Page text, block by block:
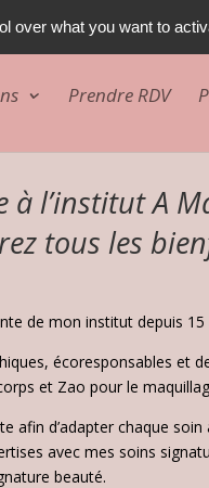
Prendre RDV
à l’institut A
tous les
de mon institut depuis 15
écoresponsables et
et Zao pour le
afin d’adapter chaque soin
avec mes soins
beauté.
over what you want to